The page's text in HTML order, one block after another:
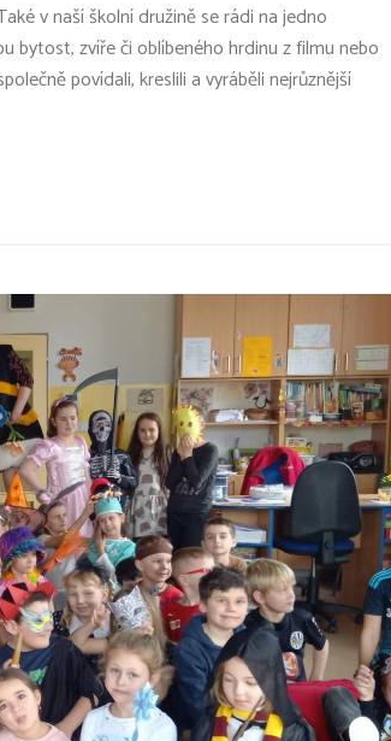
v naší školní družině se rádi na jedno
bytost, zvíře či oblíbeného hrdinu z filmu nebo
povídali, kreslili a vyráběli nejrůznější